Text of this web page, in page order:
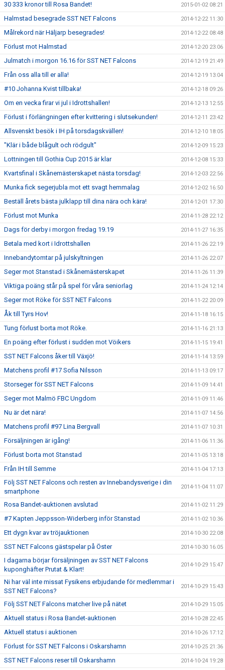
30 333 kronor till Rosa Bandet! 2015-01-02 08:21
Halmstad besegrade SST NET Falcons 2014-12-22 11:30
Målrekord när Häljarp besegrades! 2014-12-22 08:48
Förlust mot Halmstad 2014-12-20 23:06
Julmatch i morgon 16.16 för SST NET Falcons 2014-12-19 21:49
Från oss alla till er alla! 2014-12-19 13:04
#10 Johanna Kvist tillbaka! 2014-12-18 09:26
Om en vecka firar vi jul i Idrottshallen! 2014-12-13 12:55
Förlust i förlängningen efter kvittering i slutsekunden! 2014-12-11 23:42
Allsvenskt besök i IH på torsdagskvällen! 2014-12-10 18:05
"Klär i både blågult och rödgult" 2014-12-09 15:23
Lottningen till Gothia Cup 2015 är klar 2014-12-08 15:33
Kvartsfinal i Skånemästerskapet nästa torsdag! 2014-12-03 22:56
Munka fick segerjubla mot ett svagt hemmalag 2014-12-02 16:50
Beställ årets bästa julklapp till dina nära och kära! 2014-12-01 17:30
Förlust mot Munka 2014-11-28 22:12
Dags för derby i morgon fredag 19.19 2014-11-27 16:35
Betala med kort i Idrottshallen 2014-11-26 22:19
Innebandytomtar på julskyltningen 2014-11-26 22:07
Seger mot Stanstad i Skånemästerskapet 2014-11-26 11:39
Viktiga poäng står på spel för våra seniorlag 2014-11-24 12:14
Seger mot Röke för SST NET Falcons 2014-11-22 20:09
Åk till Tyrs Hov! 2014-11-18 16:15
Tung förlust borta mot Röke. 2014-11-16 21:13
En poäng efter förlust i sudden mot Vöikers 2014-11-15 19:41
SST NET Falcons åker till Växjö! 2014-11-14 13:59
Matchens profil #17 Sofia Nilsson 2014-11-13 09:17
Storseger för SST NET Falcons 2014-11-09 14:41
Seger mot Malmö FBC Ungdom 2014-11-09 11:46
Nu är det nära! 2014-11-07 14:56
Matchens profil #97 Lina Bergvall 2014-11-07 10:31
Försäljningen är igång! 2014-11-06 11:36
Förlust borta mot Stanstad 2014-11-05 13:18
Från IH till Semme 2014-11-04 17:13
Följ SST NET Falcons och resten av Innebandysverige i din
smartphone
2014-11-04 11:07
Rosa Bandet-auktionen avslutad 2014-11-02 11:29
#7 Kapten Jeppsson-Widerberg inför Stanstad 2014-11-02 10:36
Ett dygn kvar av tröjauktionen 2014-10-30 22:08
SST NET Falcons gästspelar på Öster 2014-10-30 16:05
I dagarna börjar försäljningen av SST NET Falcons
kuponghäfter Prutat & Klart!
2014-10-29 15:47
Ni har väl inte missat Fysikens erbjudande för medlemmar i
SST NET Falcons?
2014-10-29 15:43
Följ SST NET Falcons matcher live på nätet 2014-10-29 15:05
Aktuell status i Rosa Bandet-auktionen 2014-10-28 22:45
Aktuell status i auktionen 2014-10-26 17:12
Förlust för SST NET Falcons i Oskarshamn 2014-10-25 21:36
SST NET Falcons reser till Oskarshamn 2014-10-24 19:28